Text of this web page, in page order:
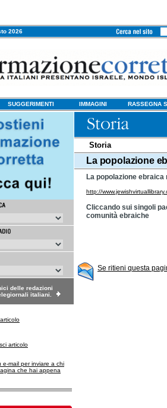
2026
SUGGERIMENTI IMMAGINI RASSEGNA
delle redazioni
italiani.
articolo
e-mail per inviare a chi
che hai appena
Storia
La popolazione
La popolazione ebraica
http://
Cliccando sui singoli
comunità ebraiche
Se ritieni questa